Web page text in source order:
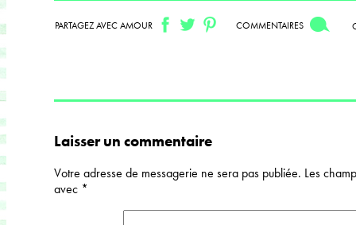
PARTAGEZ AVEC AMOUR COMMENTAIRES
Laisser un commentaire
Votre adresse de messagerie ne sera pas publiée. Les
avec *